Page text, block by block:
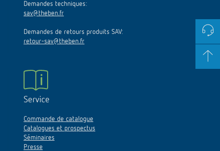
Demandes techniques:
sav@theben.fr
Demandes de retours produits SAV:
retour-sav@theben.fr
Service
Commande de catalogue
Catalogues et prospectus
Séminaires
Presse